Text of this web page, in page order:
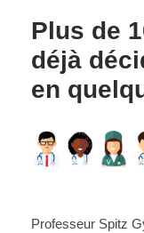
Plus de
déjà
en
Professeur Spitz